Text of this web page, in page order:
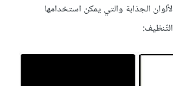
الجذابة والتي يمكن استخدامها